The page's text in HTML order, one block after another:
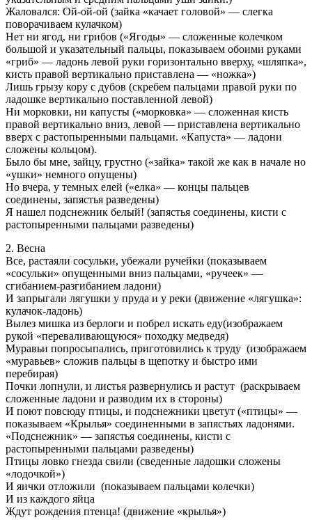
Жаловался: Ой-ой-ой (зайка «качает головой» — слегка
поворачиваем кулачком)
Нет ни ягод, ни грибов («Ягоды» — сложенные колечком
большой и указательный пальцы, показываем обоими руками
«гриб» — ладонь левой руки горизонтально вверху, «шляпка»,
кисть правой вертикально приставлена — «ножка»)
Лишь грызу кору с дубов (скребем пальцами правой руки по
ладошке вертикально поставленной левой)
Ни морковки, ни капусты («морковка» — сложенная кисть
правой вертикально вниз, левой — приставлена вертикально
вверх с растопыренными пальцами. «Капуста» — ладони
сложены кольцом).
Было бы мне, зайцу, грустно («зайка» такой же как в начале но
«ушки» немного опущены)
Но вчера, у темных елей («елка» — концы пальцев
соединены, запястья разведены)
Я нашел подснежник белый! (запястья соединены, кисти с
растопыренными пальцами разведены)
2. Весна
Все, растаяли сосульки, убежали ручейки (показываем
«сосульки» опущенными вниз пальцами, «ручеек» —
сгибанием-разгибанием ладони)
И запрыгали лягушки у пруда и у реки (движение «лягушка»:
кулачок-ладонь)
Вылез мишка из берлоги и побрел искать еду(изображаем
рукой «переваливающуюся» походку медведя)
Муравьи попросыпались, приготовились к труду (изображаем
«муравьев» сложив пальцы в щепотку и быстро ими
перебирая)
Почки лопнули, и листья развернулись и растут (раскрываем
сложенные ладони и разводим их в стороны)
И поют повсюду птицы, и подснежники цветут («птицы» —
показываем «Крылья» соединенными в запястьях ладонями.
«Подснежник» — запястья соединены, кисти с
растопыренными пальцами разведены)
Птицы ловко гнезда свили (сведенные ладошки сложены
«лодочкой»)
И яички отложили (показываем пальцами колечки)
И из каждого яйца
Ждут рождения птенца! (движение «крылья»)